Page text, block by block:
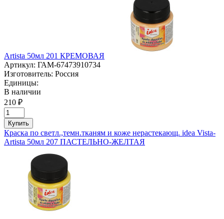
Artista 50мл 201 КРЕМОВАЯ
Артикул: ГАМ-67473910734
Изготовитель: Россия
Единицы:
В наличии
210 ₽
Купить
Краска по светл.,темн.тканям и коже нерастекающ. idea Vista-
Artista 50мл 207 ПАСТЕЛЬНО-ЖЕЛТАЯ